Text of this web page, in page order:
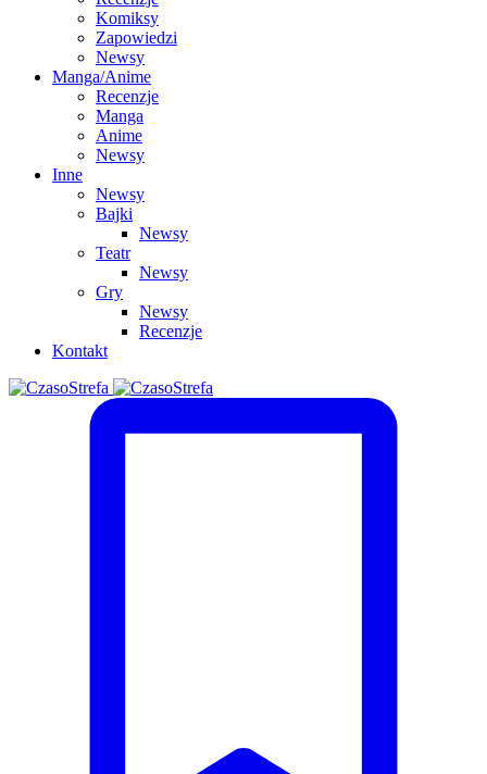
Komiksy
Zapowiedzi
Newsy
Manga/Anime
Recenzje
Manga
Anime
Newsy
Inne
Newsy
Bajki
Newsy
Teatr
Newsy
Gry
Newsy
Recenzje
Kontakt